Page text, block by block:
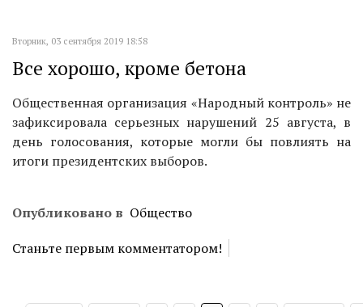
Вторник, 03 сентября 2019 18:58
Все хорошо, кроме бетона
Общественная организация «Народный контроль» не
зафиксировала серьезных нарушений 25 августа, в
день голосования, которые могли бы повлиять на
итоги президентских выборов.
Опубликовано в Общество
Станьте первым комментатором!